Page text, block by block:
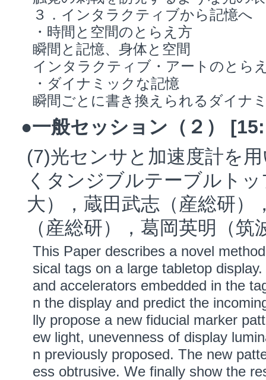
３．インタラクティブから記憶へ
・時間と空間のとらえ方
瞬間と記憶、身体と空間
インタラクティブ・アートのとら
・ダイナミックな記憶
瞬間ごとに書き換えられるダイナ
●一般セッション（２）
(7)光センサと加速度計を
くタンジブルテーブルト
大），蔵田武志（産総研）
（産総研），葛岡英明（筑
This Paper describes a novel
sical tags on a large tabletop
and accelerators embedded in the
n the display and predict the
lly propose a new fiducial marker
ew light, unevenness of display
n previously proposed. The new
ess obtrusive. We finally show the